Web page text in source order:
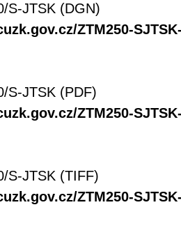
S-JTSK (DGN)
ZTM250-
S-JTSK (PDF)
ZTM250-
S-JTSK (TIFF)
ZTM250-